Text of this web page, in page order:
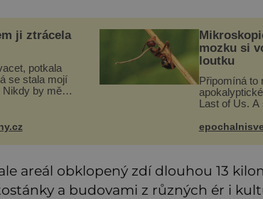
ji ztrácela
potkala
se stala mojí
Nikdy by mě
může pevné
a poznaly
Na první
mozku si
loutku
Připomíná to
Last of Us.
probíhají v
infekce
areál obklopený zdí dlouhou 13
a budovami z různých ér i